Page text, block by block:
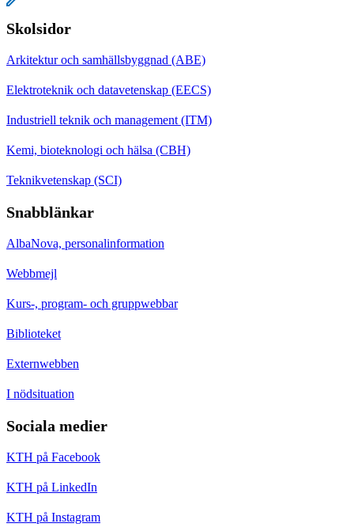
Skolsidor
Arkitektur och samhällsbyggnad (ABE)
Elektroteknik och datavetenskap (EECS)
Industriell teknik och management (ITM)
Kemi, bioteknologi och hälsa (CBH)
Teknikvetenskap (SCI)
Snabblänkar
AlbaNova, personalinformation
Webbmejl
Kurs-, program- och gruppwebbar
Biblioteket
Externwebben
I nödsituation
Sociala medier
KTH på Facebook
KTH på LinkedIn
KTH på Instagram